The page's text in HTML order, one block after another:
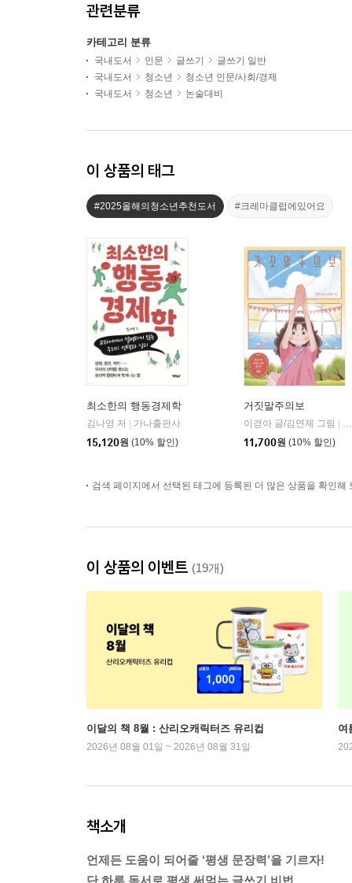
관련분류
카테고리 분류
국내도서 인문 글쓰기
글쓰기 일반
국내도서
청소년
청소년 인문/사회/경제
국내도서
청소년 논술대비
이 상품의 태그
#2025올해의청소년추천도서 #크레마클럽에있어요
최소한의 행동경제학
김나영 저
가나출판사
15,120원 (10% 할인)
거짓말주의보
이경아 글/김연제 그림
11,700원 (10% 할인)
검색 페이지에서 선택된 태그에 등록된 더 많은 상품을 확인해
이 상품의 이벤트 (19개)
이달의 책 8월 : 산리오캐릭터즈 유리컵
2026년 08월 01일 ~ 2026년 08월 31일
여
책소개
언제든 도움이 되어줄 ‘평생 문장력’을 기르자!